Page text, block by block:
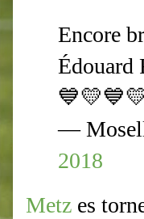
Encore
Édouard
—
2018
Metz es